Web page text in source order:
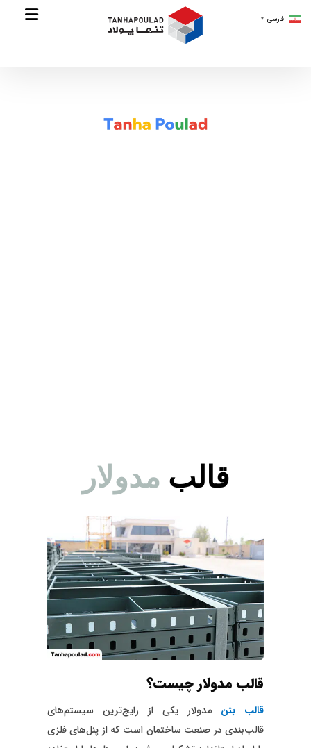
قالب مدولار
قالب مدولار چیست؟
قالب بتن مدولار یکی از رایج‌ترین سیستم‌های
قالب‌بندی در صنعت ساختمان است که از پنل‌های فلزی
فارسی ▼